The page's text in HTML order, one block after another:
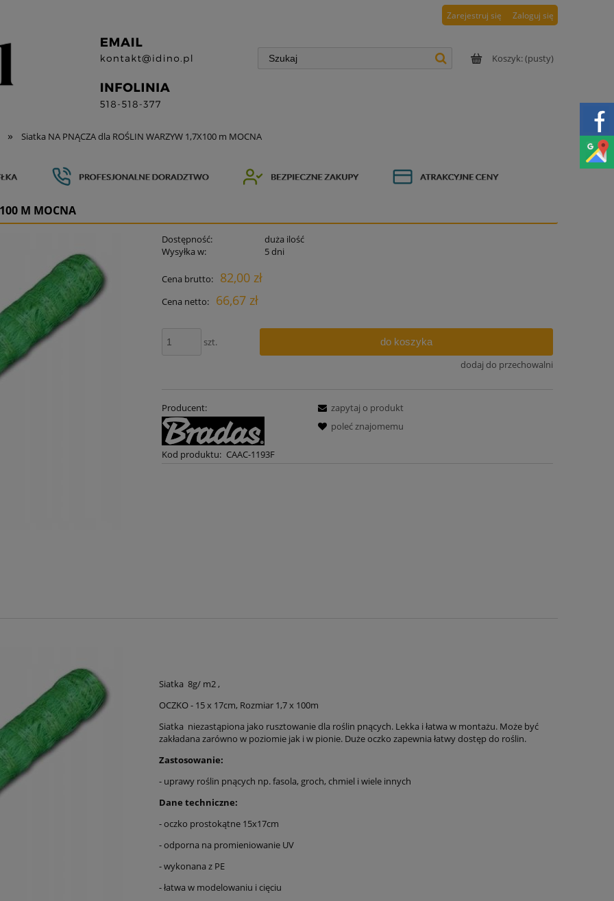
Zarejestruj się Zaloguj się
Koszyk:(pusty)
» Siatka NA PNĄCZA dla ROŚLIN WARZYW 1,7X100 m MOCNA
M MOCNA
Dostępność:
duża ilość
Wysyłka w:
5 dni
Cena brutto: 82,00 zł
Cena netto: 66,67 zł
szt. do koszyka
dodaj do przechowalni
Producent:
Kod produktu: CAAC-1193F
zapytaj o produkt
poleć znajomemu
Siatka 8g/ m2 ,
OCZKO - 15 x 17cm, Rozmiar 1,7 x 100m
Siatka niezastąpiona jako rusztowanie dla roślin pnących. Lekka i łatwa w montażu. Może być
zakładana zarówno w poziomie jak i w pionie. Duże oczko zapewnia łatwy dostęp do roślin.
Zastosowanie:
- uprawy roślin pnących np. fasola, groch, chmiel i wiele innych
Dane techniczne:
- oczko prostokątne 15x17cm
- odporna na promieniowanie UV
- wykonana z PE
- łatwa w modelowaniu i cięciu